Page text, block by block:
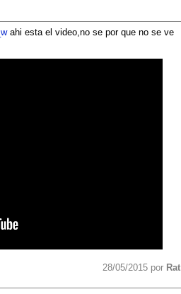
ahi esta el video,no se por que no se ve
28/05/2015 por Rat